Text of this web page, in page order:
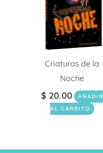
Criaturas de la
Noche
$ 20.00
AÑADIR
AL CARRITO